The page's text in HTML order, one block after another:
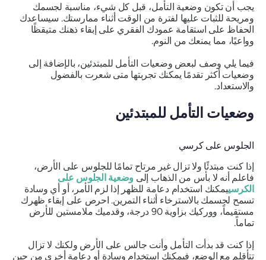
يجب أن تكون وضعية التأمل، قبل كل شيء، مناسبة لجسمك
ومريحة للثبات عليها لفترة من الوقت أثناء ممارستك. سيساعدك
الحفاظ على استقامة عمودك الفقري على إبقاء ذهنك متيقظًا
وواعيًا، مما يمنعك من النوم.
فيما يلي وصف لبعض وضعيات التأمل للمبتدئين، بالإضافة إلى
وضعيات أكثر تقدمًا يمكنك تجربتها متى شعرت بالفضول
والاستعداد.
وضعيات التأمل للمبتدئين
الجلوس على كرسي
إذا كنت مبتدئًا ولا تزال غير مرتاح تمامًا للجلوس على الأرض،
فاعلم أنه لا بأس من الذهاب إلى وضعية الجلوس على
الكرسييمكنك استخدام دعامة للظهر إذا لزم الأمر، أو أي وسادة
تسمح لجسمك بالاسترخاء أثناء التمرين. احرص على إبقاء ظهرك
مستقيماً، ووركيك بزاوية 90 درجة، وقدميك ملامستين للأرض
تماماً.
إذا كنت قد بدأت التأمل وأنت جالس على الأرض ولكنك لا تزال
تتأقلم مع الوضع، فيمكنك استخدام وسادة أو دعامة أخرى من حين